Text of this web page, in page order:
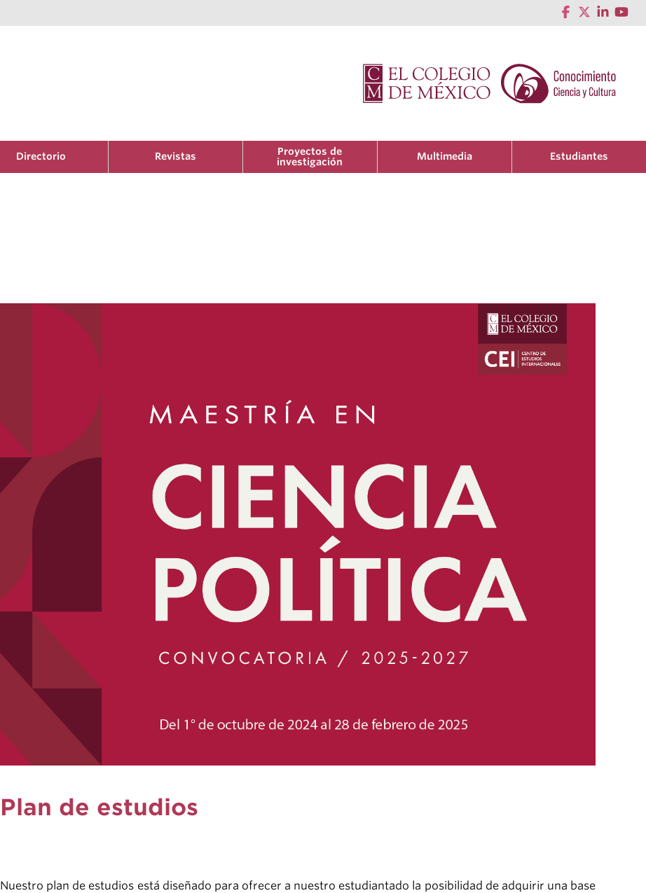
Directorio Revistas
Proyectos de
investigación
Multimedia Estudiantes
Plan de estudios
Nuestro plan de estudios está diseñado para ofrecer a nuestro estudiantado la posibilidad de adquirir una base